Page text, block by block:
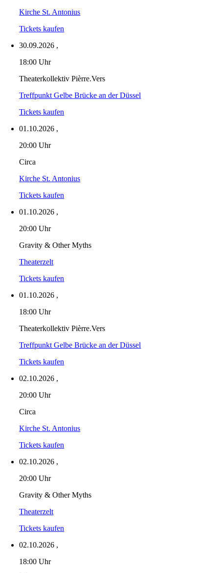
Kirche St. Antonius
Tickets kaufen
30.09.2026 ,
18:00 Uhr
Theaterkollektiv Pièrre.Vers
Treffpunkt Gelbe Brücke an der Düssel
Tickets kaufen
01.10.2026 ,
20:00 Uhr
Circa
Kirche St. Antonius
Tickets kaufen
01.10.2026 ,
20:00 Uhr
Gravity & Other Myths
Theaterzelt
Tickets kaufen
01.10.2026 ,
18:00 Uhr
Theaterkollektiv Pièrre.Vers
Treffpunkt Gelbe Brücke an der Düssel
Tickets kaufen
02.10.2026 ,
20:00 Uhr
Circa
Kirche St. Antonius
Tickets kaufen
02.10.2026 ,
20:00 Uhr
Gravity & Other Myths
Theaterzelt
Tickets kaufen
02.10.2026 ,
18:00 Uhr